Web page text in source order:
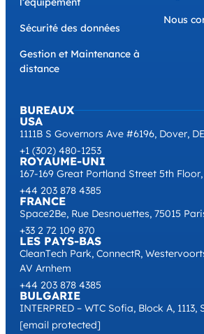
BUREAUX
USA
1111B S Governors Ave #6196, Dover,
+1 (302) 480-1253
ROYAUME-UNI
167-169 Great Portland Street 5th
+44 203 878 4385
FRANCE
Space2Be, Rue Desnouettes, 75015
+33 2 72 109 870
LES PAYS-BAS
CleanTech Park, ConnectR,
AV Arnhem
+44 203 878 4385
BULGARIE
INTERPRED – WTC Sofia, Block A, 1113,
[email protected]
Sécurité des données
Gestion et Maintenance à
distance
Nous